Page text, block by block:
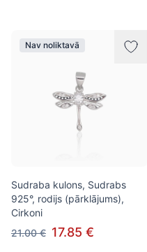
Nav noliktavā
Sudraba kulons, Sudrabs
925°, rodijs (pārklājums),
Cirkoni
21.00 € 17.85 €